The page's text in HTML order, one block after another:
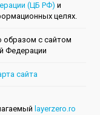
(ЦБ РФ) и
целях.
образом с сайтом
Федерации
сайта
layerzero.ro